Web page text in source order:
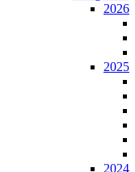
2026
2025
2024